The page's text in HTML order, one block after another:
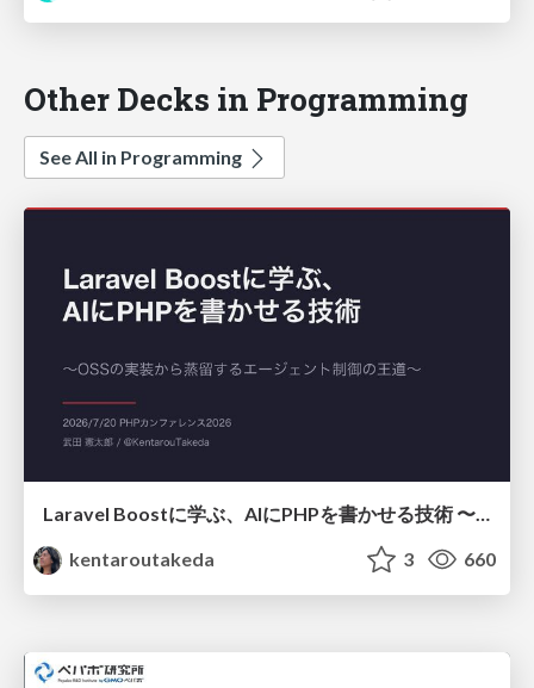
Other Decks in Programming
See All in Programming
kentaroutakeda
3 660